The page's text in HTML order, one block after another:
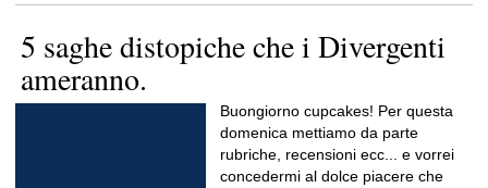
5 saghe distopiche che i Divergenti
ameranno.
Buongiorno cupcakes! Per questa
domenica mettiamo da parte
rubriche, recensioni ecc... e vorrei
concedermi al dolce piacere che